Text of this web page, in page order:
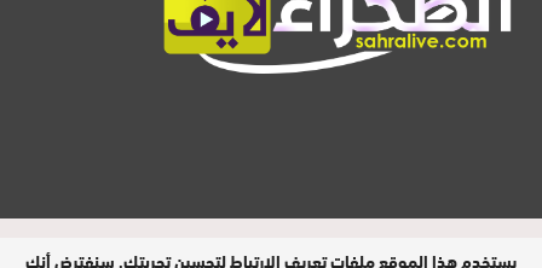
المدير المسؤول : ابيبك المحفوظ / جميع
يستخدم هذا الموقع ملفات تعريف الارتباط لتحسين تجربتك. سنفترض أنك